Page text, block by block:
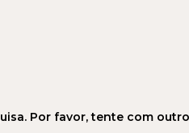
Por favor, tente com